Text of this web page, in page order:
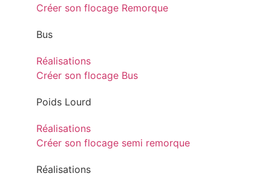
Créer son flocage Remorque
Bus
Réalisations
Créer son flocage Bus
Poids Lourd
Réalisations
Créer son flocage semi remorque
Réalisations